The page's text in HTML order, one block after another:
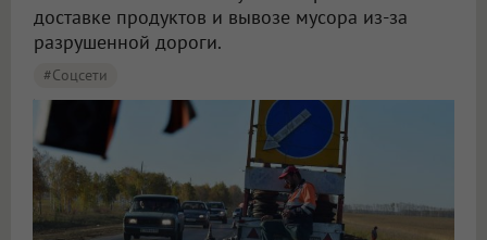
доставке продуктов и вывозе мусора из-за
разрушенной дороги.
#соцсети